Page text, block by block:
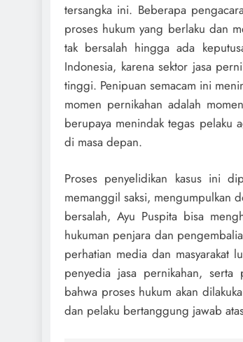
tersangka ini. Beberapa
proses hukum yang berlaku dan
tak bersalah hingga ada
Indonesia, karena sektor jasa
tinggi. Penipuan semacam ini
momen pernikahan adalah
berupaya menindak tegas pelaku
di masa depan.
Proses penyelidikan kasus ini
memanggil saksi, mengumpulkan
bersalah, Ayu Puspita bisa
hukuman penjara dan
perhatian media dan masyarakat
penyedia jasa pernikahan, serta
bahwa proses hukum akan
dan pelaku bertanggung jawab